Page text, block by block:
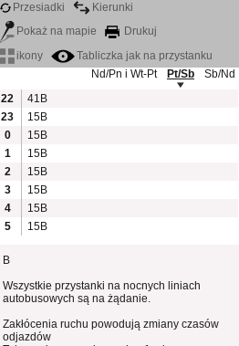
Przesiadki
Kierunki
Pokaż na mapie
Drukuj
ikony
Tabliczka jak na przystanku
Nd/Pn i Wt-Pt
Pt/Sb
Sb/Nd
22
41B
23
15B
0
15B
1
15B
2
15B
3
15B
4
15B
5
15B
B
Wszystkie przystanki na nocnych liniach
autobusowych są na żądanie.
Zakłócenia ruchu powodują zmiany czasów
odjazdów